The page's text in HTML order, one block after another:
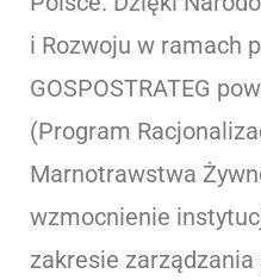
i Rozwoju w ramach
GOSPOSTRATEG
(Program
Marnotrawstwa
wzmocnienie
zakresie